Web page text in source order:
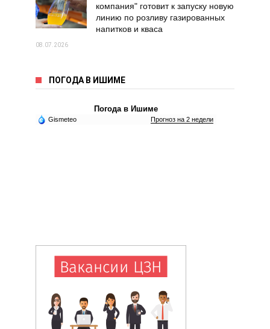
компания" готовит к запуску новую
линию по розливу газированных
напитков и кваса
08.07.2026
ПОГОДА В ИШИМЕ
Погода в Ишиме
Gismeteo Прогноз на 2 недели